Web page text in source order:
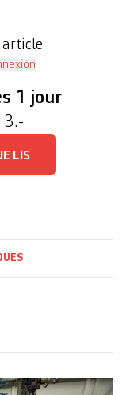
article
1 jour
3.-
LIS